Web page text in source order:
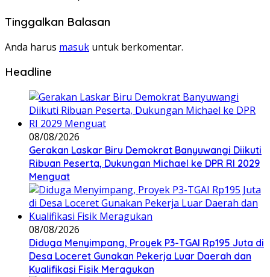
Tinggalkan Balasan
Anda harus masuk untuk berkomentar.
Headline
08/08/2026
Gerakan Laskar Biru Demokrat Banyuwangi Diikuti
Ribuan Peserta, Dukungan Michael ke DPR RI 2029
Menguat
08/08/2026
Diduga Menyimpang, Proyek P3-TGAI Rp195 Juta di
Desa Loceret Gunakan Pekerja Luar Daerah dan
Kualifikasi Fisik Meragukan